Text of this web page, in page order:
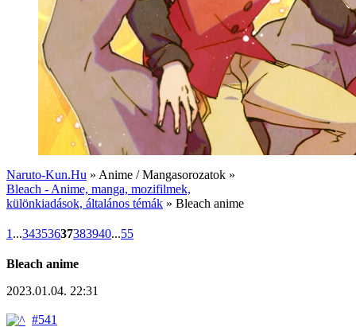
Naruto-Kun.Hu » Anime / Mangasorozatok »
Bleach - Anime, manga, mozifilmek,
különkiadások, általános témák » Bleach anime
1 ...34353637383940...55
Bleach anime
2023.01.04. 22:31
#541